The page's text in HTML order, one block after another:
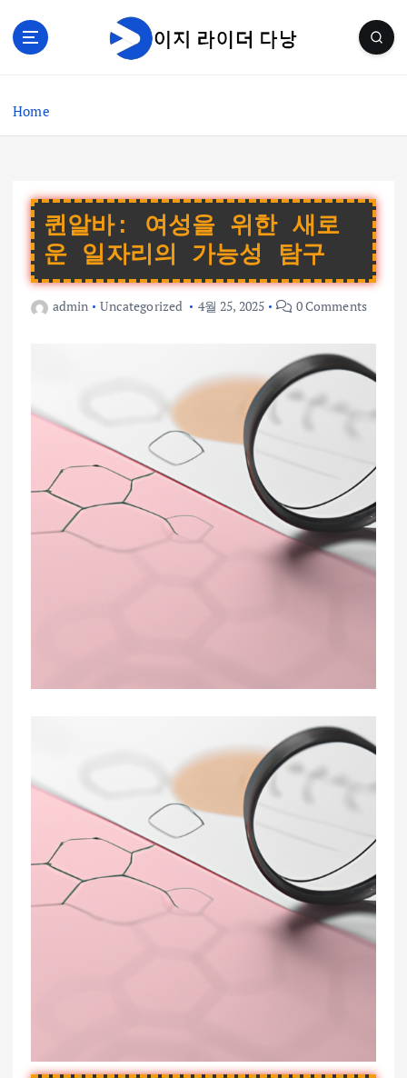
c
Home
퀸알바: 여성을 위한 새로
운 일자리의 가능성 탐구
admin Uncategorized 4월 25, 2025 0 Comments